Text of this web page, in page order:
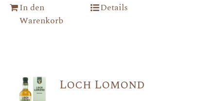
In den
Warenkorb
Details
Loch Lomond